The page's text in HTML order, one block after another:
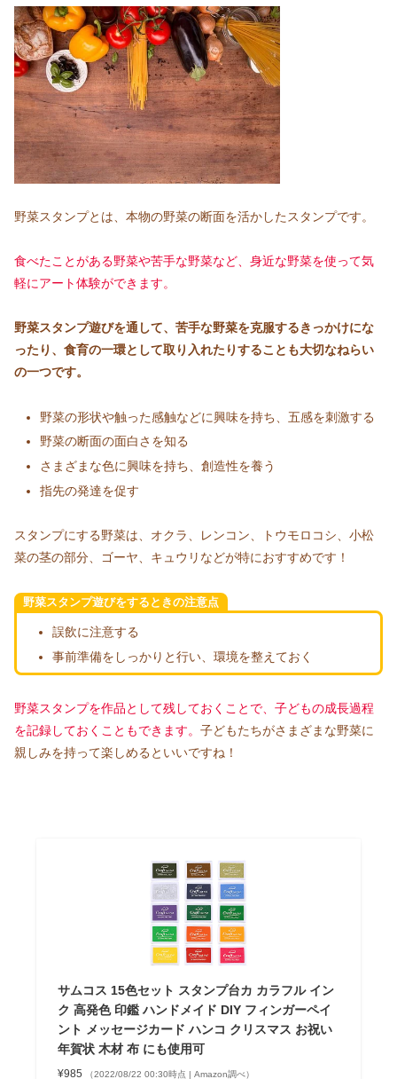
野菜スタンプとは、本物の野菜の断面を活かしたスタンプです。
食べたことがある野菜や苦手な野菜など、身近な野菜を使って気
軽にアート体験ができます。
野菜スタンプ遊びを通して、 苦手な野菜を克服するきっかけにな
ったり、食育の一環として取り入れたりすることも大切なねらい
の一つです。
野菜の形状や触った感触などに興味を持ち、五感を刺激する
野菜の断面の面白さを知る
さまざまな色に興味を持ち、創造性を養う
指先の発達を促す
スタンプにする野菜は、オクラ、レンコン、トウモロコシ、小松
菜の茎の部分、ゴーヤ、キュウリなどが特におすすめです！
野菜スタンプ遊びをするときの注意点
誤飲に注意する
事前準備をしっかりと行い、環境を整えておく
野菜スタンプを作品として残しておくことで、子どもの成長過程
を記録しておくこともできます。 子どもたちがさまざまな野菜に
親しみを持って楽しめるといいですね！
サムコス 15色セット スタンプ台カ カラフル イン
ク 高発色 印鑑 ハンドメイド DIY フィンガーペイ
ント メッセージカード ハンコ クリスマス お祝い
年賀状 木材 布 にも使用可
¥985 （2022/08/22 00:30時点 | Amazon調べ）